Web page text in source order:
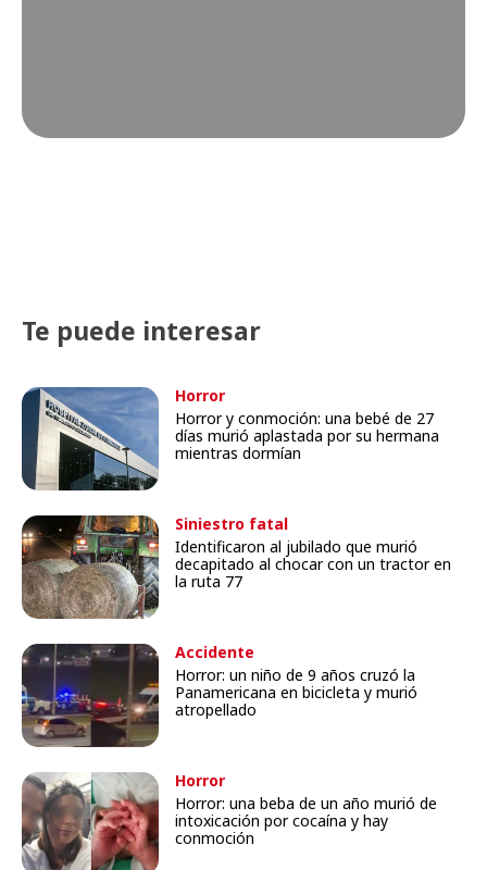
Te puede interesar
Horror
Horror y conmoción: una bebé de 27
días murió aplastada por su hermana
mientras dormían
Siniestro fatal
Identificaron al jubilado que murió
decapitado al chocar con un tractor en
la ruta 77
Accidente
Horror: un niño de 9 años cruzó la
Panamericana en bicicleta y murió
atropellado
Horror
Horror: una beba de un año murió de
intoxicación por cocaína y hay
conmoción